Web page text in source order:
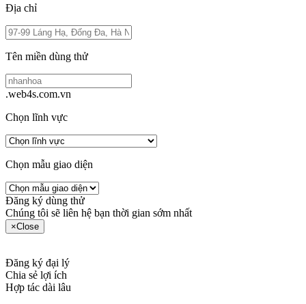
Địa chỉ
Tên miền dùng thử
.web4s.com.vn
Chọn lĩnh vực
Chọn mẫu giao diện
Đăng ký dùng thử
Chúng tôi sẽ liên hệ bạn thời gian sớm nhất
×Close
Đăng ký đại lý
Chia sẻ lợi ích
Hợp tác dài lâu